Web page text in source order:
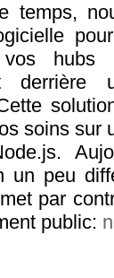
temps,
hubs
soins sur
un peu
par
public: